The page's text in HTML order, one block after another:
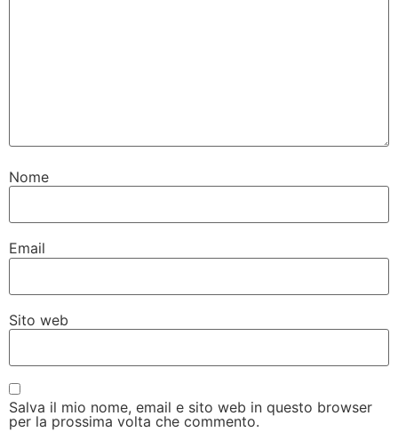
Nome
Email
Sito web
Salva il mio nome, email e sito web in questo browser
per la prossima volta che commento.